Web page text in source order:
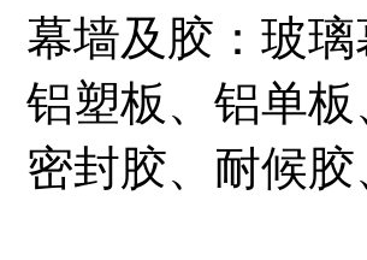
幕墙及胶：玻
铝塑板、铝单
密封胶、耐候